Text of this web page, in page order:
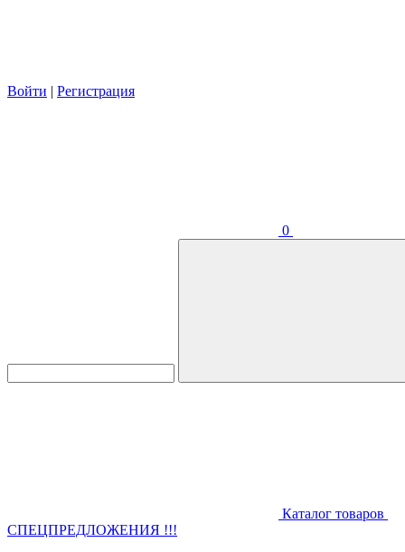
Войти | Регистрация
0
Каталог товаров
СПЕЦПРЕДЛОЖЕНИЯ !!!